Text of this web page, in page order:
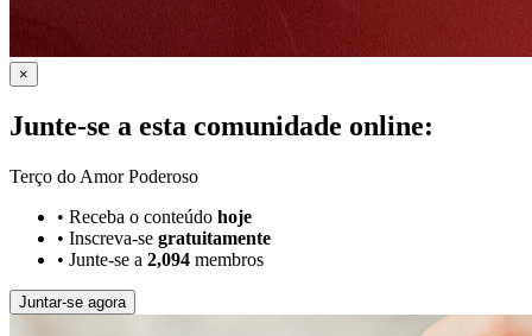
×
Junte-se a esta comunidade online:
Terço do Amor Poderoso
• Receba o conteúdo hoje
• Inscreva-se gratuitamente
• Junte-se a 2,094 membros
Juntar-se agora